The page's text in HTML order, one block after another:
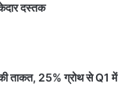
दस्तक
की ताकत, 25% ग्रोथ से Q1 में